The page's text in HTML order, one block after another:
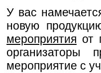
У вас
новую
мероприятия от
организаторы
мероприятие с